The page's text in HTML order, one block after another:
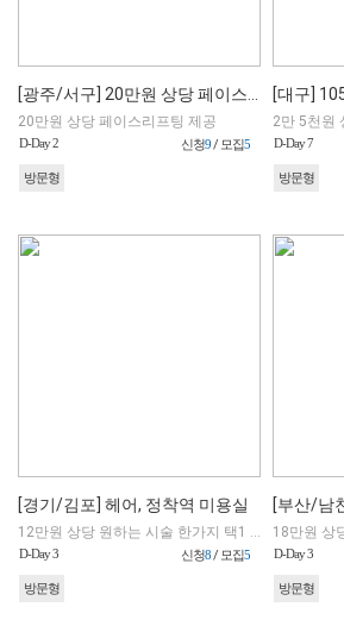
20만원 상당 페이스리프팅 제공
D-Day 2 신청9/ 모집5
방문형
[대구]
2만 5천원
D-Day 7
방문형
[경기/김포] 헤어, 정착역 미용실
12만원 상당 원하는 시술 한가지 택1 (블로거 동반 대리인 가능/남자가능)
D-Day 3 신청8/ 모집5
방문형
[부산/남
D-Day 3
방문형